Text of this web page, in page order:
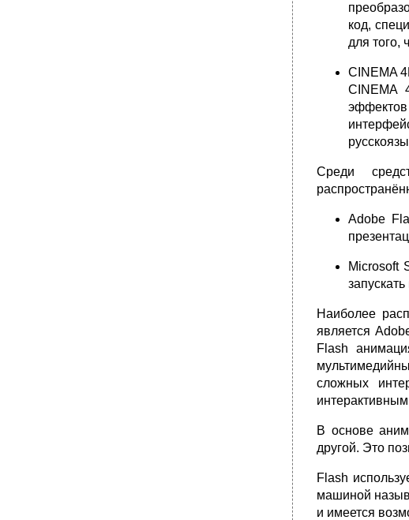
код,
для того,
CINEMA
CINEMA
Среди
Adobe
Microsoft
Наиболее
является
Flash
сложных
В основе
другой. Это
Flash
машиной
и имеется